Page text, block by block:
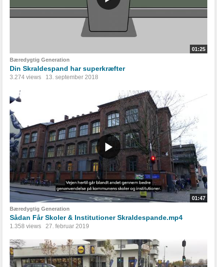
01:25
Bæredygtig Generation
Din Skraldespand har superkræfter
3.274 views 13. september 2018
01:47
Bæredygtig Generation
Sådan Får Skoler & Institutioner Skraldespande.mp4
1.358 views 27. februar 2019